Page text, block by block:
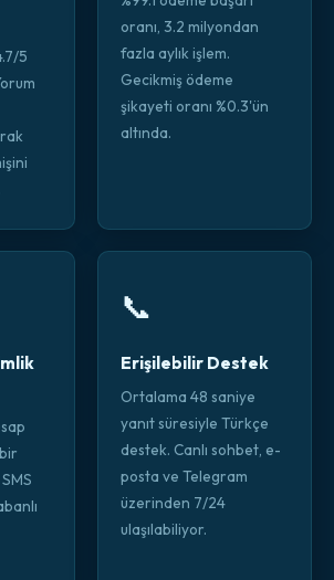
5
oranı, 3.2 milyondan
fazla aylık işlem.
Gecikmiş ödeme
şikayeti oranı %0.3'ün
altında.
📞
Erişilebilir Destek
Ortalama 48 saniye
yanıt süresiyle Türkçe
destek. Canlı sohbet, e-
posta ve Telegram
üzerinden 7/24
ulaşılabiliyor.